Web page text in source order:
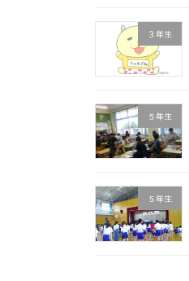
３年生
５年生
５年生